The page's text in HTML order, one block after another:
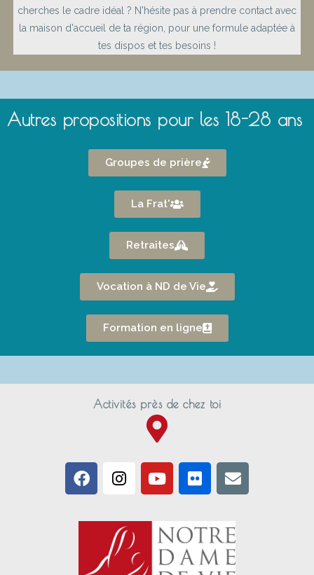
cherches le cadre idéal ? N'hésite pas à prendre contact avec
la maison d'accueil de ta région, pour une formule adaptée à
tes dispos et tes besoins !
Autres propositions pour les 18-28 ans
Groupes de prière
La Frat'
Retraites
Vocation à ND de Vie
Formation en ligne
Activités près de chez toi